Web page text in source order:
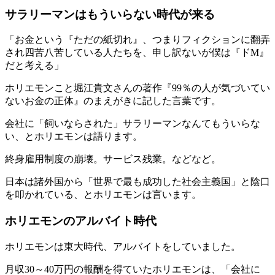
サラリーマンはもういらない時代が来る
「お金という『ただの紙切れ』、つまりフィクションに翻弄
され四苦八苦している人たちを、申し訳ないが僕は『ドM』
だと考える」
ホリエモンこと堀江貴文さんの著作『99％の人が気づいてい
ないお金の正体』のまえがきに記した言葉です。
会社に「飼いならされた」サラリーマンなんてもういらな
い、とホリエモンは語ります。
終身雇用制度の崩壊。サービス残業。などなど。
日本は諸外国から「世界で最も成功した社会主義国」と陰口
を叩かれている、とホリエモンは言います。
ホリエモンのアルバイト時代
ホリエモンは東大時代、アルバイトをしていました。
月収30～40万円の報酬を得ていたホリエモンは、「会社に